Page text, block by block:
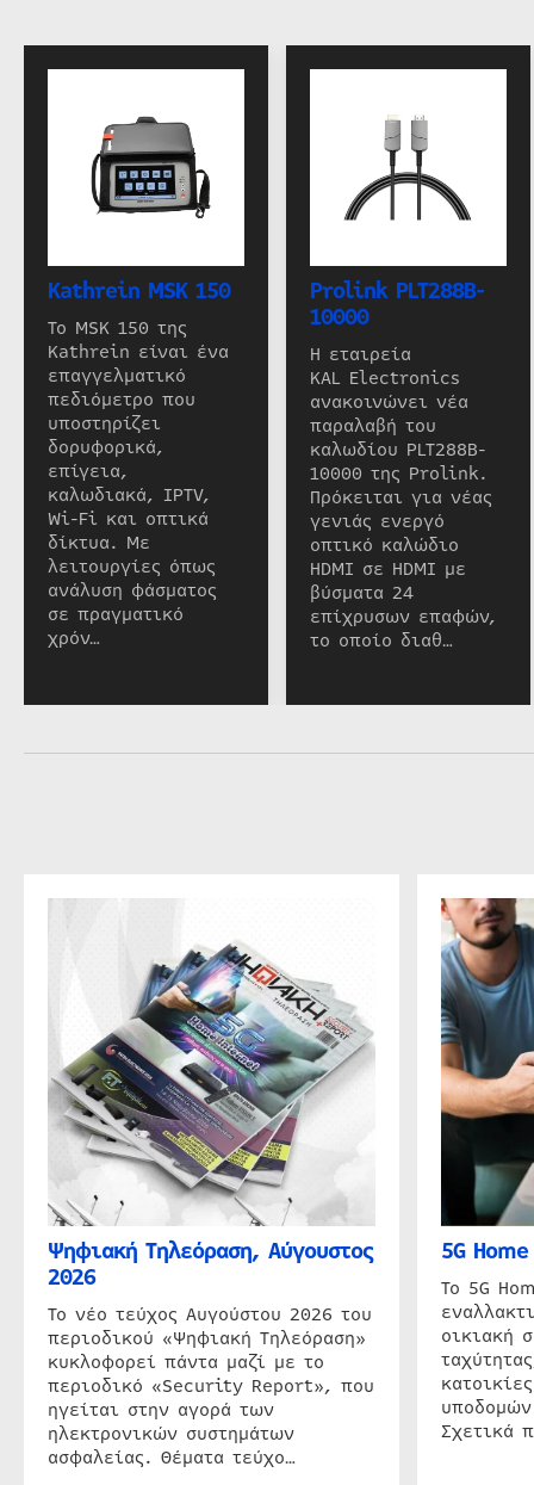
Kathrein MSK 150
Το MSK 150 της
Kathrein είναι ένα
επαγγελματικό
πεδιόμετρο που
υποστηρίζει
δορυφορικά,
επίγεια,
καλωδιακά, IPTV,
Wi-Fi και οπτικά
δίκτυα. Με
λειτουργίες όπως
ανάλυση φάσματος
σε πραγματικό
χρόν…
Prolink PLT288B-
10000
Η εταιρεία
KAL Electronics
ανακοινώνει νέα
παραλαβή του
καλωδίου PLT288B-
10000 της Prolink.
Πρόκειται για νέας
γενιάς ενεργό
οπτικό καλώδιο
HDMI σε HDMI με
βύσματα 24
επίχρυσων επαφών,
το οποίο διαθ…
Ψηφιακή Τηλεόραση, Αύγουστος
2026
Το νέο τεύχος Αυγούστου 2026 του
περιοδικού «Ψηφιακή Τηλεόραση»
κυκλοφορεί πάντα μαζί με το
περιοδικό «Security Report», που
ηγείται στην αγορά των
ηλεκτρονικών συστημάτων
ασφαλείας. Θέματα τεύχο…
5G
Το 5G
οικιακή
Σχετικά